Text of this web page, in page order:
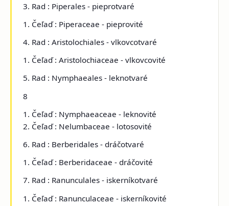
3. Rad : Piperales - pieprotvaré
1. Čeľaď : Piperaceae - pieprovité
4. Rad : Aristolochiales - vlkovcotvaré
1. Čeľaď : Aristolochiaceae - vlkovcovité
5. Rad : Nymphaeales - leknotvaré
8
1. Čeľaď : Nymphaeaceae - leknovité
2. Čeľaď : Nelumbaceae - lotosovité
6. Rad : Berberidales - dráčotvaré
1. Čeľaď : Berberidaceae - dráčovité
7. Rad : Ranunculales - iskerníkotvaré
1. Čeľaď : Ranunculaceae - iskerníkovité